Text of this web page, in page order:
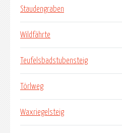
Staudengraben
Wildfährte
Teufelsbadstubensteig
Törlweg
Waxriegelsteig